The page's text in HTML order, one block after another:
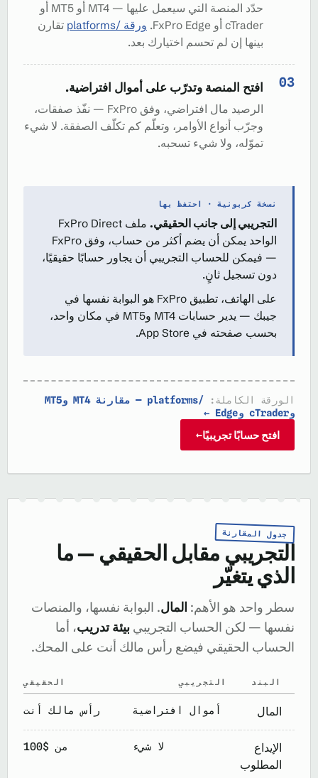
حدّد المنصة التي سيعمل عليها — MT4 أو MT5 أو
cTrader أو FxPro Edge.
ورقة /platforms
تقارن
بينها إن لم تحسم اختيارك بعد.
افتح المنصة وتدرّب على أموال افتراضية.
الرصيد مال افتراضي، وفق FxPro — نفّذ صفقات،
وجرّب أنواع الأوامر، وتعلّم كم تكلّف الصفقة. لا شيء
تموّله، ولا شيء تسحبه.
نسخة كربونية · احتفظ بها
التجريبي إلى جانب الحقيقي.
ملف FxPro Direct
الواحد يمكن أن يضم أكثر من حساب، وفق FxPro
— فيمكن للحساب التجريبي أن يجاور حسابًا حقيقيًا،
دون تسجيل ثانٍ.
على الهاتف، تطبيق FxPro هو البوابة نفسها في
جيبك — يدير حسابات MT4 وMT5 في مكان واحد،
بحسب صفحته في App Store.
الورقة الكاملة:
/platforms — مقارنة MT4 وMT5
وcTrader وEdge ←
افتح حسابًا تجريبيًا→
جدول المقارنة
التجريبي مقابل الحقيقي — ما
الذي يتغيّر
سطر واحد هو الأهم: المال. البوابة نفسها، والمنصات
نفسها — لكن الحساب التجريبي بيئة تدريب، أما
الحساب الحقيقي فيضع رأس مالك أنت على المحك.
البند التجريبي الحقيقي
المال أموال افتراضية رأس مالك أنت
الإيداع
المطلوب
لا شيء من $100